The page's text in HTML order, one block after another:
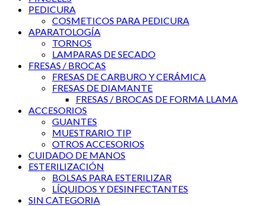
PEDICURA
COSMETICOS PARA PEDICURA
APARATOLOGÍA
TORNOS
LAMPARAS DE SECADO
FRESAS / BROCAS
FRESAS DE CARBURO Y CERÁMICA
FRESAS DE DIAMANTE
FRESAS / BROCAS DE FORMA LLAMA
ACCESORIOS
GUANTES
MUESTRARIO TIP
OTROS ACCESORIOS
CUIDADO DE MANOS
ESTERILIZACIÓN
BOLSAS PARA ESTERILIZAR
LÍQUIDOS Y DESINFECTANTES
SIN CATEGORIA